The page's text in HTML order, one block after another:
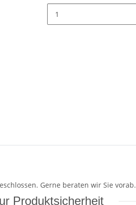
Gerne beraten wir Sie vorab.
Produktsicherheit